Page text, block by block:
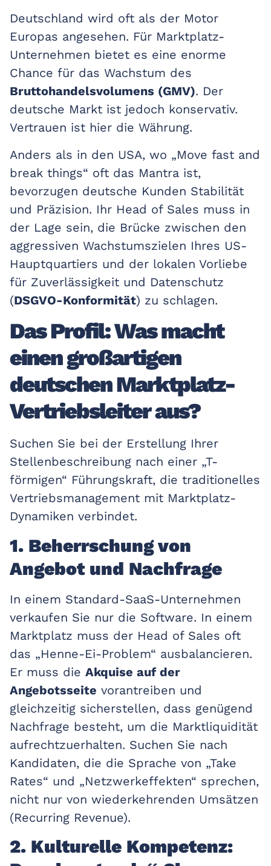
Deutschland wird oft als der Motor
Europas angesehen. Für Marktplatz-
Unternehmen bietet es eine enorme
Chance für das Wachstum des
Bruttohandelsvolumens (GMV). Der
deutsche Markt ist jedoch konservativ.
Vertrauen ist hier die Währung.
Anders als in den USA, wo „Move fast and
break things“ oft das Mantra ist,
bevorzugen deutsche Kunden Stabilität
und Präzision. Ihr Head of Sales muss in
der Lage sein, die Brücke zwischen den
aggressiven Wachstumszielen Ihres US-
Hauptquartiers und der lokalen Vorliebe
für Zuverlässigkeit und Datenschutz
(DSGVO-Konformität) zu schlagen.
Das Profil: Was macht
einen großartigen
deutschen Marktplatz-
Vertriebsleiter aus?
Suchen Sie bei der Erstellung Ihrer
Stellenbeschreibung nach einer „T-
förmigen“ Führungskraft, die traditionelles
Vertriebsmanagement mit Marktplatz-
Dynamiken verbindet.
1. Beherrschung von
Angebot und Nachfrage
In einem Standard-SaaS-Unternehmen
verkaufen Sie nur die Software. In einem
Marktplatz muss der Head of Sales oft
das „Henne-Ei-Problem“ ausbalancieren.
Er muss die Akquise auf der
Angebotsseite vorantreiben und
gleichzeitig sicherstellen, dass genügend
Nachfrage besteht, um die Marktliquidität
aufrechtzuerhalten. Suchen Sie nach
Kandidaten, die die Sprache von „Take
Rates“ und „Netzwerkeffekten“ sprechen,
nicht nur von wiederkehrenden Umsätzen
(Recurring Revenue).
2. Kulturelle Kompetenz: